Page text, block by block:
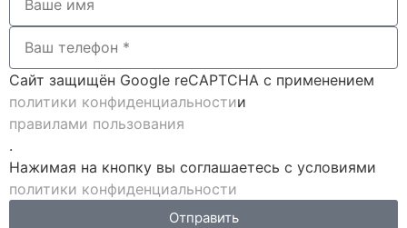
Сайт защищён Google reCAPTCHA с применением
политики конфиденциальностии
правилами пользования
.
Нажимая на кнопку вы соглашаетесь с условиями
политики конфиденциальности
Отправить